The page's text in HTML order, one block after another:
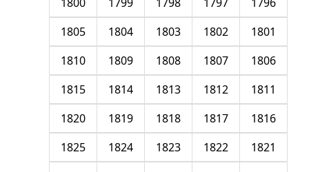
1801
1802
1803
1804
1805
1806
1807
1808
1809
1810
1811
1812
1813
1814
1815
1816
1817
1818
1819
1820
1821
1822
1823
1824
1825